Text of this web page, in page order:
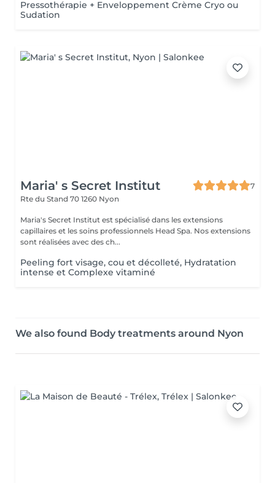
Pressothérapie + Enveloppement Crème Cryo ou
Sudation
Maria' s Secret Institut
7
Rte du Stand 70 1260 Nyon
Maria's Secret Institut est spécialisé dans les extensions
capillaires et les soins professionnels Head Spa. Nos extensions
sont réalisées avec des ch...
Peeling fort visage, cou et décolleté, Hydratation
intense et Complexe vitaminé
We also found Body treatments around Nyon